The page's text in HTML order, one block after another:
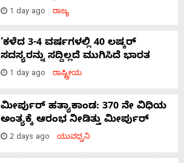
1 day ago ರಾಜ್ಯ
‘ಕಳೆದ 3-4 ವರ್ಷಗಳಲ್ಲಿ 40 ಲಷ್ಕರ್
ಸದಸ್ಯರನ್ನು ಸದ್ದಿಲ್ಲದೆ ಮುಗಿಸಿದೆ ಭಾರತ
1 day ago ರಾಷ್ಟ್ರೀಯ
ಮೀರ್ಪುರ್ ಹತ್ಯಾಕಾಂಡ: 370 ನೇ ವಿಧಿಯ
ಅಂತ್ಯಕ್ಕೆ ಆರಂಭ ನೀಡಿತ್ತು ಮೀರ್ಪುರ್
2 days ago ಯುವಧ್ವನಿ